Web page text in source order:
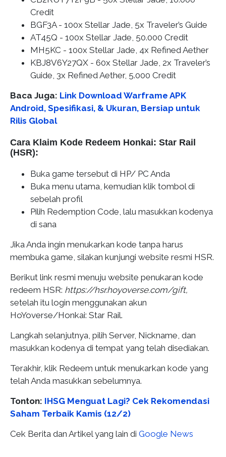
Credit
BGF3A - 100x Stellar Jade, 5x Traveler’s Guide
AT45Q - 100x Stellar Jade, 50.000 Credit
MH5KC - 100x Stellar Jade, 4x Refined Aether
KBJ8V6Y27QX - 60x Stellar Jade, 2x Traveler’s
Guide, 3x Refined Aether, 5.000 Credit
Baca Juga: Link Download Warframe APK
Android, Spesifikasi, & Ukuran, Bersiap untuk
Rilis Global
Cara Klaim Kode Redeem Honkai: Star Rail
(HSR):
Buka game tersebut di HP/ PC Anda
Buka menu utama, kemudian klik tombol di
sebelah profil
Pilih Redemption Code, lalu masukkan kodenya
di sana
Jika Anda ingin menukarkan kode tanpa harus
membuka game, silakan kunjungi website resmi HSR.
Berikut link resmi menuju website penukaran kode
redeem HSR: https://hsr.hoyoverse.com/gift,
setelah itu login menggunakan akun
HoYoverse/Honkai: Star Rail.
Langkah selanjutnya, pilih Server, Nickname, dan
masukkan kodenya di tempat yang telah disediakan.
Terakhir, klik Redeem untuk menukarkan kode yang
telah Anda masukkan sebelumnya.
Tonton: IHSG Menguat Lagi? Cek Rekomendasi
Saham Terbaik Kamis (12/2)
Cek Berita dan Artikel yang lain di Google News